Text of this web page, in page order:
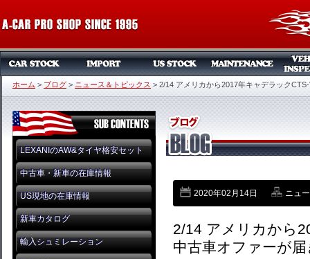
ホーム > ブログ > ニュース＆トピックス > 2/14 アメリカから2017年キャデラック
LEXANIのAW&タイヤ格安セット
中古車・新車の在庫情報
US現地の在庫情報
新車カタログ
輸入シュミレーション
2020年02月14日 ニュ
2/14 アメリカから
中古車オファーが